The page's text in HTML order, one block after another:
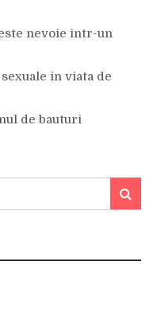
nevoie intr-un
in viata de
de bauturi
Search